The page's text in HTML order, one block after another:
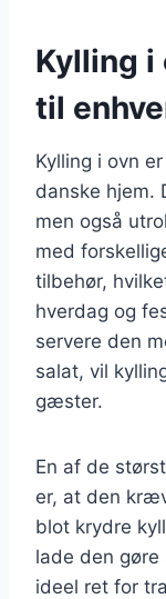
Kylling i
til
Kylling i ovn
danske hjem.
men også
med
tilbehør,
hverdag og
servere den
salat, vil
gæster.
En af de
er, at den
blot krydre
lade den
ideel ret for